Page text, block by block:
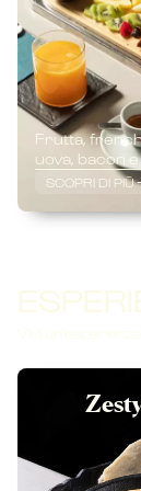
Frutta,
uova, bacon
SCOPRI DI PIÙ